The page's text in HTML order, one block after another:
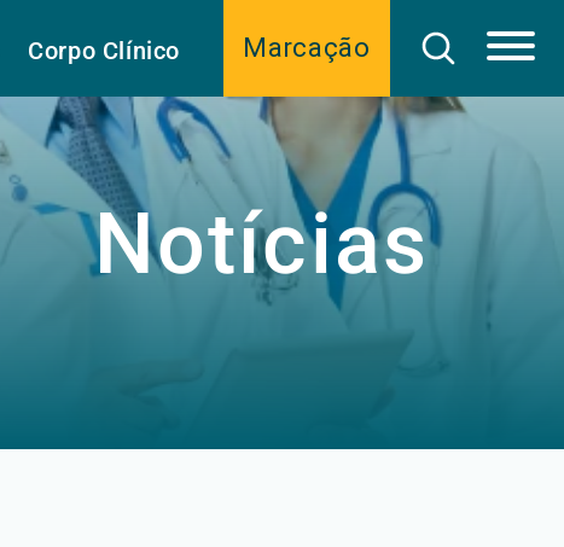
Marcação
Corpo Clínico
Notícias